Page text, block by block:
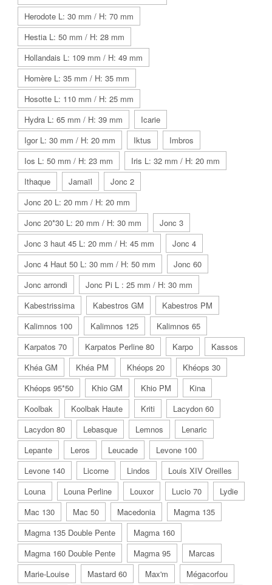
Herodote L: 30 mm / H: 70 mm
Hestia L: 50 mm / H: 28 mm
Hollandais L: 109 mm / H: 49 mm
Homère L: 35 mm / H: 35 mm
Hosotte L: 110 mm / H: 25 mm
Hydra L: 65 mm / H: 39 mm
Icarie
Igor L: 30 mm / H: 20 mm
Iktus
Imbros
Ios L: 50 mm / H: 23 mm
Iris L: 32 mm / H: 20 mm
Ithaque
Jamaïl
Jonc 2
Jonc 20 L: 20 mm / H: 20 mm
Jonc 20*30 L: 20 mm / H: 30 mm
Jonc 3
Jonc 3 haut 45 L: 20 mm / H: 45 mm
Jonc 4
Jonc 4 Haut 50 L: 30 mm / H: 50 mm
Jonc 60
Jonc arrondi
Jonc Pi L : 25 mm / H: 30 mm
Kabestrissima
Kabestros GM
Kabestros PM
Kalimnos 100
Kalimnos 125
Kalimnos 65
Karpatos 70
Karpatos Perline 80 Karpo
Kassos
Khéa GM
Khéa PM Khéops 20
Khéops 30
Khéops 95*50
Khio GM Khio PM
Kina
Koolbak
Koolbak Haute Kriti
Lacydon 60
Lacydon 80
Lebasque Lemnos
Lenaric
Lepante
Leros Leucade
Levone 100
Levone 140
Licorne Lindos
Louis XIV Oreilles
Louna
Louna Perline Louxor Lucio 70
Lydie
Mac 130
Mac 50 Macedonia
Magma 135
Magma 135 Double Pente
Magma 160
Magma 160 Double Pente
Magma 95
Marcas
Marie-Louise
Mastard 60 Max'm
Mégacorfou